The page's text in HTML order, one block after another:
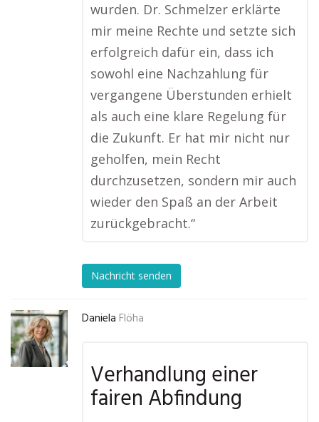
wurden. Dr. Schmelzer erklärte
mir meine Rechte und setzte sich
erfolgreich dafür ein, dass ich
sowohl eine Nachzahlung für
vergangene Überstunden erhielt
als auch eine klare Regelung für
die Zukunft. Er hat mir nicht nur
geholfen, mein Recht
durchzusetzen, sondern mir auch
wieder den Spaß an der Arbeit
zurückgebracht.“
Nachricht senden
Daniela Flöha
Verhandlung einer
fairen Abfindung